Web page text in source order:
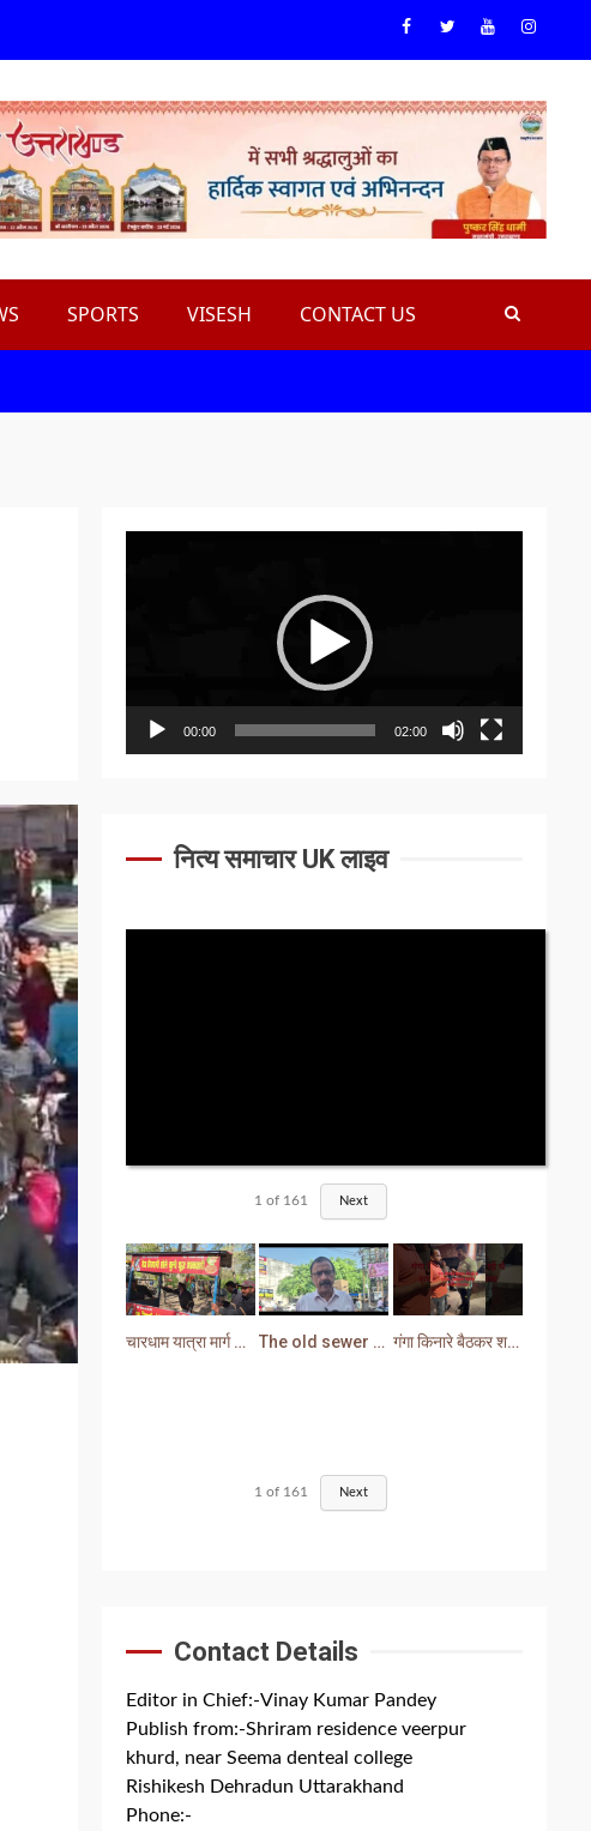
Facebook
TwiteerYoutube
SPORTS VISESH CONTACT US
00:00 02:00
नित्य समाचार UK लाइव
1 of 161 Next
चारधाम यात्रा मार्ग से प्रशासन ने हटाया अतिक्रमण The old sewer line has become a problem for the people. Sewer water is entering people's houses. गंगा किनारे बैठकर शराब पीना युवक को पड़ा भारी लोगों ने सिखा दी मर्यादा
1 of 161 Next
Contact Details
Editor in Chief:-Vinay Kumar Pandey
Publish from:-Shriram residence veerpur
khurd, near Seema denteal college
Rishikesh Dehradun Uttarakhand
Phone:-